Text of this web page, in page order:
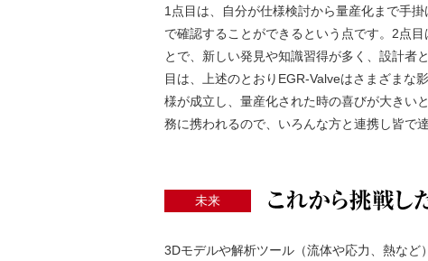
1点目は、自分が仕様検討から量産化まで手
で確認することができるという点です。2点
とで、新しい発見や知識習得が多く、設計者
目は、上述のとおりEGR-Valveはさまざまな
様が成立し、量産化された時の喜びが大きい
務に携われるので、いろんな方と連携し皆で
未来
3Dモデルや解析ツール（流体や応力、熱な